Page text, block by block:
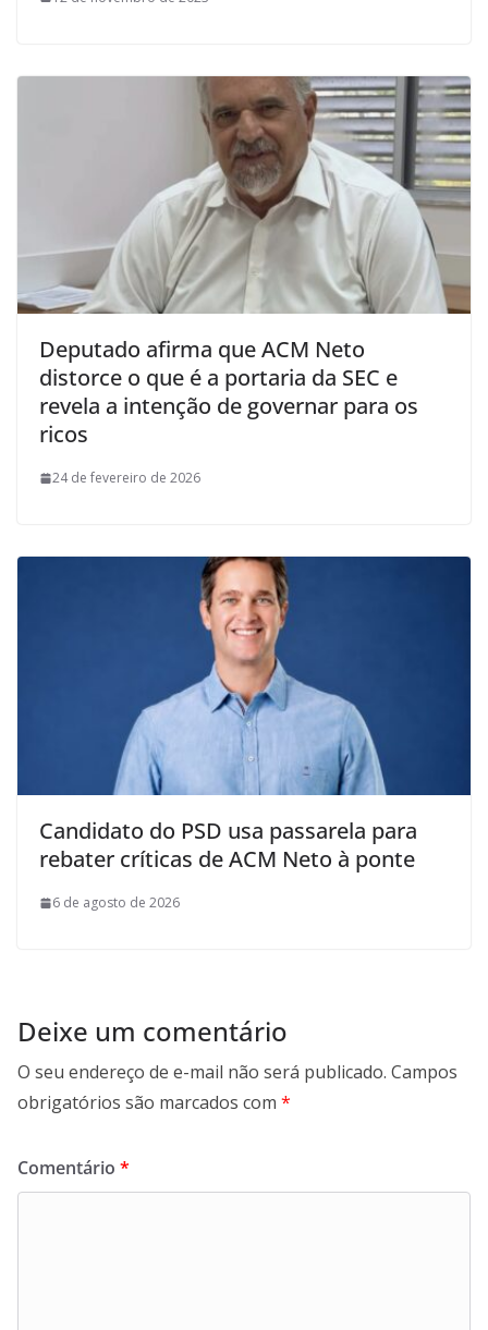
Deputado afirma que ACM Neto
distorce o que é a portaria da SEC e
revela a intenção de governar para os
ricos
24 de fevereiro de 2026
Candidato do PSD usa passarela para
rebater críticas de ACM Neto à ponte
6 de agosto de 2026
Deixe um comentário
O seu endereço de e-mail não será publicado. Campos
obrigatórios são marcados com *
Comentário *